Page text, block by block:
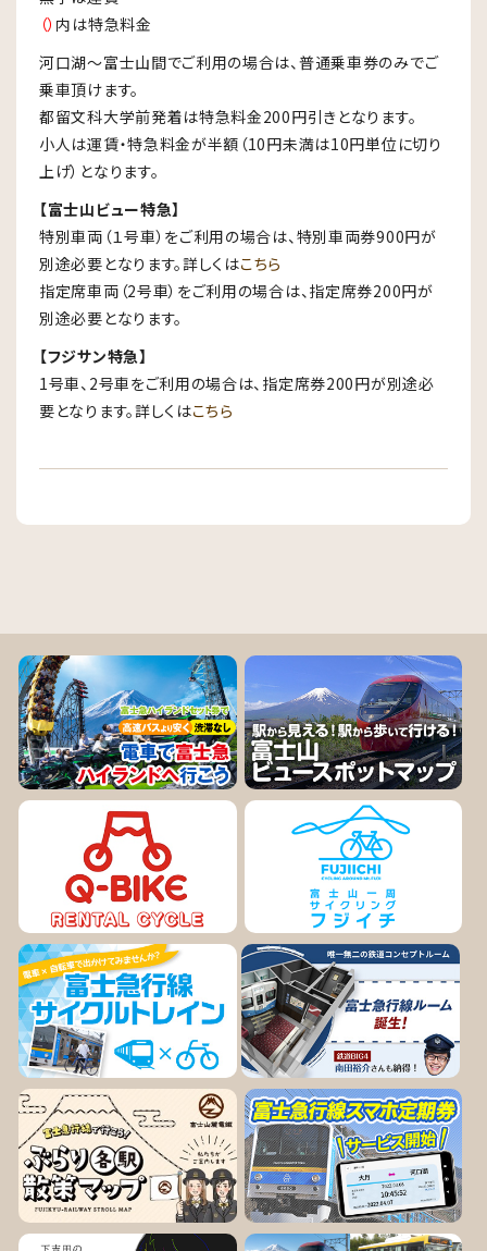
（） 内は特急料金
河口湖～富士山間でご利用の場合は、普通乗車券のみでご
乗車頂けます。
都留文科大学前発着は特急料金200円引きとなります。
小人は運賃・特急料金が半額（10円未満は10円単位に切り
上げ）となります。
【富士山ビュー特急】
特別車両（１号車）をご利用の場合は、特別車両券900円が
別途必要となります。詳しくはこちら
指定席車両（2号車）をご利用の場合は、指定席券200円が
別途必要となります。
【フジサン特急】
1号車、2号車をご利用の場合は、指定席券200円が別途必
要となります。詳しくはこちら